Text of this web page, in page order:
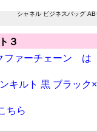
シャネル ビジネスバッグ AB
３
ファーチェーン は
キルト 黒 ブラック×
ちら